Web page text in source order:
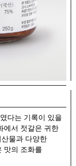
다는 기록이 있을
에서 젓갈은 귀한
물과 다양한
맛의 조화를